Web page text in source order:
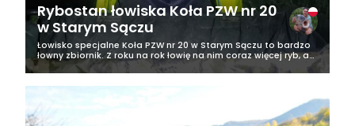
Rybostan łowiska Koła PZW nr 20
w Starym Sączu
Łowisko specjalne Koła PZW nr 20 w Starym Sączu to bardzo
łowny zbiornik. Z roku na rok łowię na nim coraz więcej ryb, a
przede wszystkim coraz większe okazy. W sezonie 2022
odwiedziłem zbiornik...